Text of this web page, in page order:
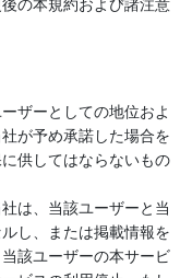
ザーとしての地位およ
が予め承諾した場合を
供してはならないもの
は、当該ユーザーと当
し、または掲載情報を
該ユーザーの本サービ